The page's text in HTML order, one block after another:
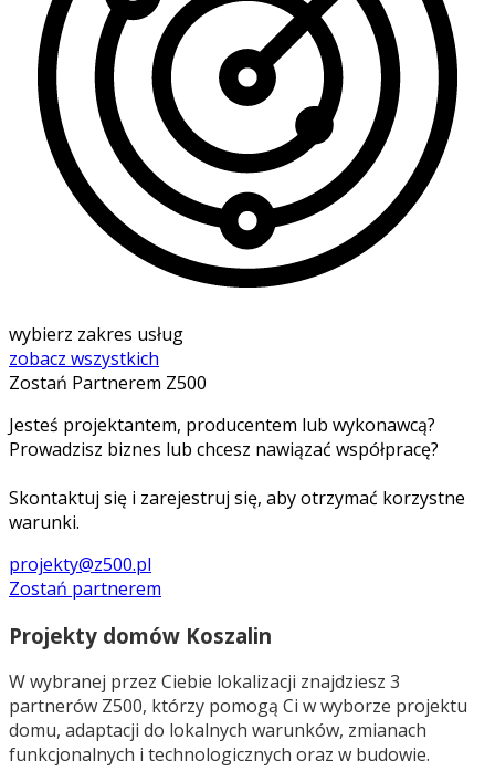
wybierz zakres usług
zobacz wszystkich
Zostań Partnerem Z500
Jesteś projektantem, producentem lub wykonawcą?
Prowadzisz biznes lub chcesz nawiązać współpracę?
Skontaktuj się i zarejestruj się, aby otrzymać korzystne
warunki.
projekty@z500.pl
Zostań partnerem
Projekty domów Koszalin
W wybranej przez Ciebie lokalizacji znajdziesz 3
partnerów Z500, którzy pomogą Ci w wyborze projektu
domu, adaptacji do lokalnych warunków, zmianach
funkcjonalnych i technologicznych oraz w budowie.